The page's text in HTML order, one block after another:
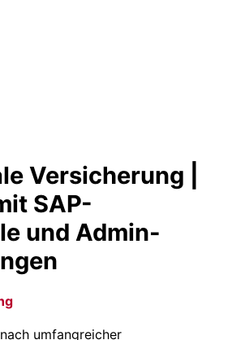
Versicherung |
SAP-
und Admin-
umfangreicher